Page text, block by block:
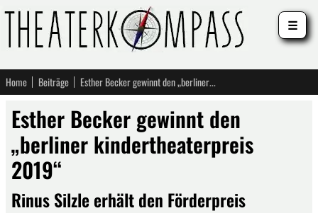
Home Beiträge Esther Becker gewinnt den „berliner kindertheaterpreis 2019“
Esther Becker gewinnt den
„berliner kindertheaterpreis
2019“
Rinus Silzle erhält den Förderpreis
☰